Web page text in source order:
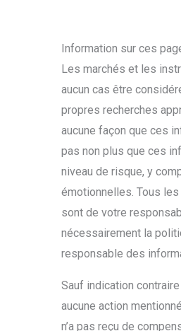
Information sur ces
Les marchés et les
aucun cas être
propres recherches
aucune façon que ces
pas non plus que ces
niveau de risque, y
émotionnelles. Tous
sont de votre
nécessairement la
responsable des
Sauf indication contraire
aucune action
n’a pas reçu de